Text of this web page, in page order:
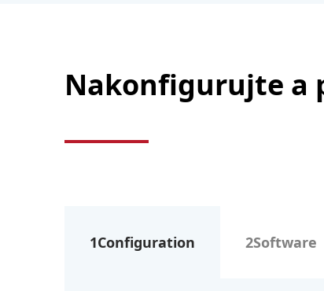
Nakonfigurujte a
1Configuration 2Software